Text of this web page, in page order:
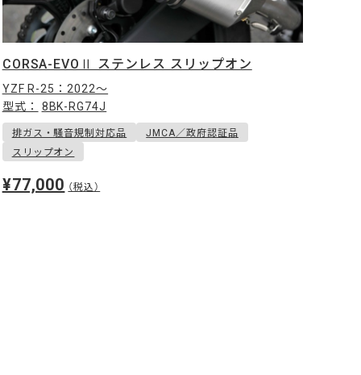
CORSA-EVOⅡ ステンレス スリップオン
YZF R-25：2022〜
型式：
8BK-RG74J
排ガス・騒音規制対応品
JMCA／政府認証品
スリップオン
¥77,000 （税込）